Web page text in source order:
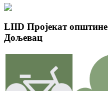
LIID Пројекат општине
Дољевац